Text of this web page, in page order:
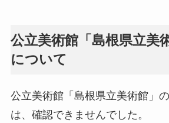
公立美術館「島根県立美
について
公立美術館「島根県立美術館」
は、確認できませんでした。